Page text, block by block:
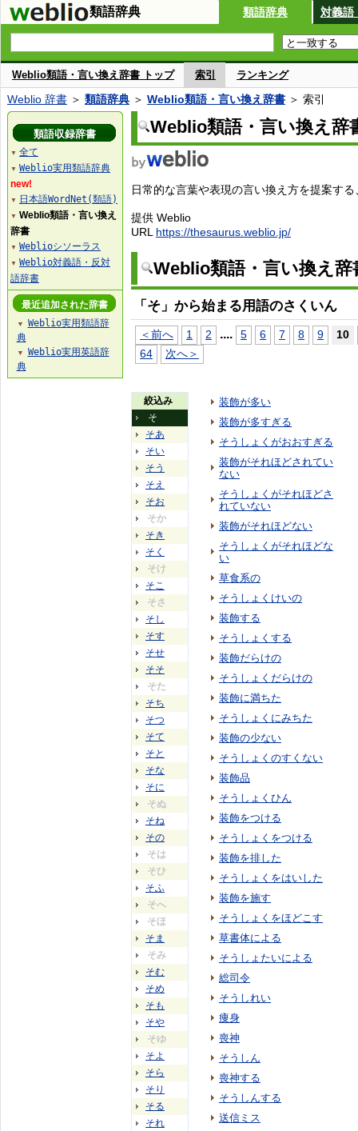
類語辞典 類語辞典 対義語
Weblio類語・言い換え辞書 トップ 索引 ランキング
Weblio 辞書 ＞ 類語辞典 ＞ Weblio類語・言い換え辞書 ＞ 索引
Weblio類語・言い換え辞
日常的な言葉や表現の言い換え方を提案す
提供 Weblio
URL https://thesaurus.weblio.jp/
Weblio類語・言い換え
「そ」から始まる用語のさくいん
＜前へ 1 2 .... 5 6 7 8 9
10
64
次へ＞
絞込み
そ
そあ
そい
そう
そえ
そお
そか
そき
そく
そけ
そこ
そさ
そし
そす
そせ
そそ
そた
そち
そつ
そて
そと
そな
そに
そぬ
そね
その
そは
そひ
そふ
そへ
そほ
そま
そみ
そむ
そめ
そも
そや
そゆ
そよ
そら
そり
そる
それ
装飾が多い
装飾が多すぎる
そうしょくがおおすぎる
装飾がそれほどされてい
ない
そうしょくがそれほどさ
れていない
装飾がそれほどない
そうしょくがそれほどな
い
草食系の
そうしょくけいの
装飾する
そうしょくする
装飾だらけの
そうしょくだらけの
装飾に満ちた
そうしょくにみちた
装飾の少ない
そうしょくのすくない
装飾品
そうしょくひん
装飾をつける
そうしょくをつける
装飾を排した
そうしょくをはいした
装飾を施す
そうしょくをほどこす
草書体による
そうしょたいによる
総司令
そうしれい
痩身
喪神
そうしん
喪神する
そうしんする
送信ミス
類語収録辞書
▼ 全て
▼ Weblio実用類語辞典
new!
▼ 日本語WordNet(類語)
▼ Weblio類語・言い換え
辞書
▼ Weblioシソーラス
▼ Weblio対義語・反対
語辞書
最近追加された辞書
▼
Weblio実用類語辞
典
▼
Weblio実用英語辞
典